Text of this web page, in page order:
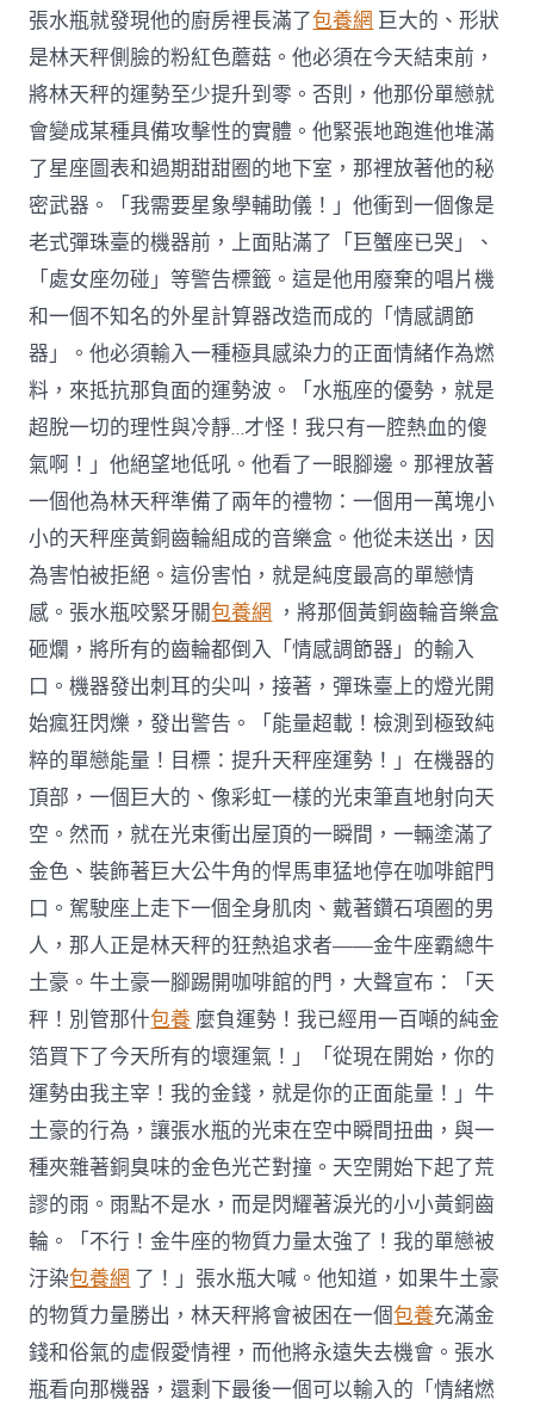
張水瓶就發現他的廚房裡長滿了包養網 巨大的、形狀
是林天秤側臉的粉紅色蘑菇。他必須在今天結束前，
將林天秤的運勢至少提升到零。否則，他那份單戀就
會變成某種具備攻擊性的實體。他緊張地跑進他堆滿
了星座圖表和過期甜甜圈的地下室，那裡放著他的秘
密武器。「我需要星象學輔助儀！」他衝到一個像是
老式彈珠臺的機器前，上面貼滿了「巨蟹座已哭」、
「處女座勿碰」等警告標籤。這是他用廢棄的唱片機
和一個不知名的外星計算器改造而成的「情感調節
器」。他必須輸入一種極具感染力的正面情緒作為燃
料，來抵抗那負面的運勢波。「水瓶座的優勢，就是
超脫一切的理性與冷靜…才怪！我只有一腔熱血的傻
氣啊！」他絕望地低吼。他看了一眼腳邊。那裡放著
一個他為林天秤準備了兩年的禮物：一個用一萬塊小
小的天秤座黃銅齒輪組成的音樂盒。他從未送出，因
為害怕被拒絕。這份害怕，就是純度最高的單戀情
感。張水瓶咬緊牙關包養網 ，將那個黃銅齒輪音樂盒
砸爛，將所有的齒輪都倒入「情感調節器」的輸入
口。機器發出刺耳的尖叫，接著，彈珠臺上的燈光開
始瘋狂閃爍，發出警告。「能量超載！檢測到極致純
粹的單戀能量！目標：提升天秤座運勢！」在機器的
頂部，一個巨大的、像彩虹一樣的光束筆直地射向天
空。然而，就在光束衝出屋頂的一瞬間，一輛塗滿了
金色、裝飾著巨大公牛角的悍馬車猛地停在咖啡館門
口。駕駛座上走下一個全身肌肉、戴著鑽石項圈的男
人，那人正是林天秤的狂熱追求者——金牛座霸總牛
土豪。牛土豪一腳踢開咖啡館的門，大聲宣布：「天
秤！別管那什包養 麼負運勢！我已經用一百噸的純金
箔買下了今天所有的壞運氣！」「從現在開始，你的
運勢由我主宰！我的金錢，就是你的正面能量！」牛
土豪的行為，讓張水瓶的光束在空中瞬間扭曲，與一
種夾雜著銅臭味的金色光芒對撞。天空開始下起了荒
謬的雨。雨點不是水，而是閃耀著淚光的小小黃銅齒
輪。「不行！金牛座的物質力量太強了！我的單戀被
汙染包養網 了！」張水瓶大喊。他知道，如果牛土豪
的物質力量勝出，林天秤將會被困在一個包養充滿金
錢和俗氣的虛假愛情裡，而他將永遠失去機會。張水
瓶看向那機器，還剩下最後一個可以輸入的「情緒燃